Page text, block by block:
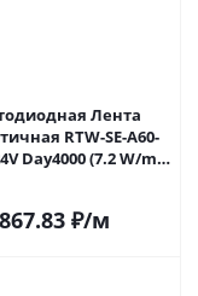
Лента
RTW-SE-A60-
Day4000 (7.2 W/m,
867.83 ₽/м